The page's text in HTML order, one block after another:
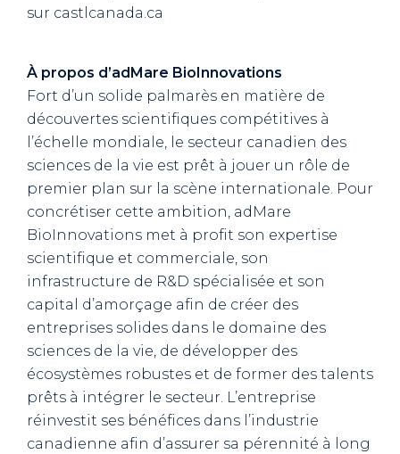
sur castlcanada.ca
À propos d’adMare BioInnovations
Fort d’un solide palmarès en matière de
découvertes scientifiques compétitives à
l’échelle mondiale, le secteur canadien des
sciences de la vie est prêt à jouer un rôle de
premier plan sur la scène internationale. Pour
concrétiser cette ambition, adMare
BioInnovations met à profit son expertise
scientifique et commerciale, son
infrastructure de R&D spécialisée et son
capital d’amorçage afin de créer des
entreprises solides dans le domaine des
sciences de la vie, de développer des
écosystèmes robustes et de former des talents
prêts à intégrer le secteur. L’entreprise
réinvestit ses bénéfices dans l’industrie
canadienne afin d’assurer sa pérennité à long